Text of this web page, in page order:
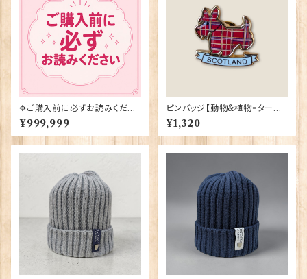
✥ご購入前に必ずお読みくださ
い✥
¥999,999
ピンバッジ【動物&植物=タータ
ンスコティー】Tradition 9004
0-T1130
¥1,320